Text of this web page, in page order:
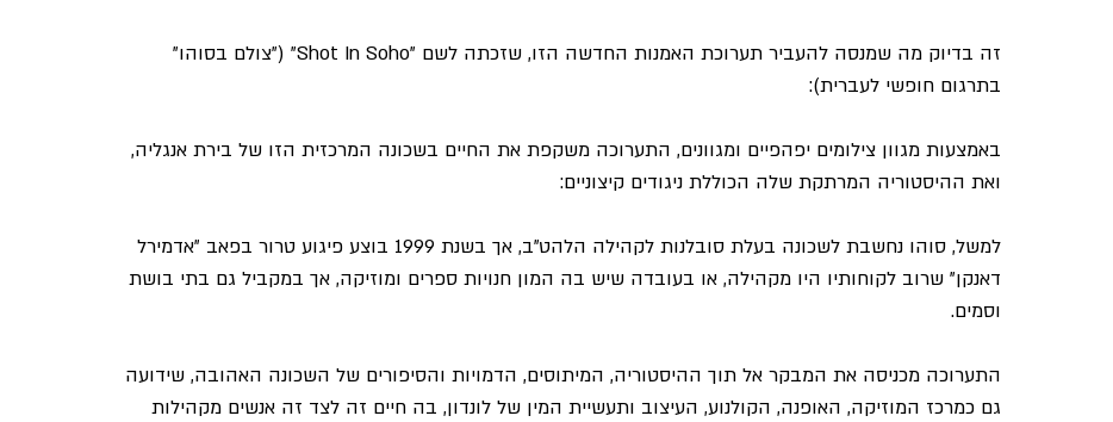
זה בדיוק מה שמנסה להעביר תערוכת האמנות החדשה הזו, שזכתה לשם "Shot In Soho" ("צולם בסוהו"
בתרגום חופשי לעברית):
באמצעות מגוון צילומים יפהפיים ומגוונים, התערוכה משקפת את החיים בשכונה המרכזית הזו של בירת אנגליה,
ואת ההיסטוריה המרתקת שלה הכוללת ניגודים קיצוניים:
למשל, סוהו נחשבת לשכונה בעלת סובלנות לקהילה הלהט"ב, אך בשנת 1999 בוצע פיגוע טרור בפאב "אדמירל
דאנקן" שרוב לקוחותיו היו מקהילה, או בעובדה שיש בה המון חנויות ספרים ומוזיקה, אך במקביל גם בתי בושת
וסמים.
התערוכה מכניסה את המבקר אל תוך ההיסטוריה, המיתוסים, הדמויות והסיפורים של השכונה האהובה, שידועה
גם כמרכז המוזיקה, האופנה, הקולנוע, העיצוב ותעשיית המין של לונדון, בה חיים זה לצד זה אנשים מקהילות